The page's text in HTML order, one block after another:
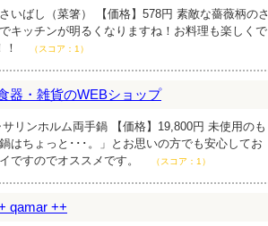
いばし（菜箸） 【価格】578円 素敵な薔薇柄のさ
キッチンが明るくなりますね！お料理も楽しくで
！
（スコア：1）
器・雑貨のWEBショップ
リンホルム両手鍋 【価格】19,800円 未使用のも
はちょっと･･･。」とお思いの方でも安心してお
ですのでオススメです。
（スコア：1）
qamar ++